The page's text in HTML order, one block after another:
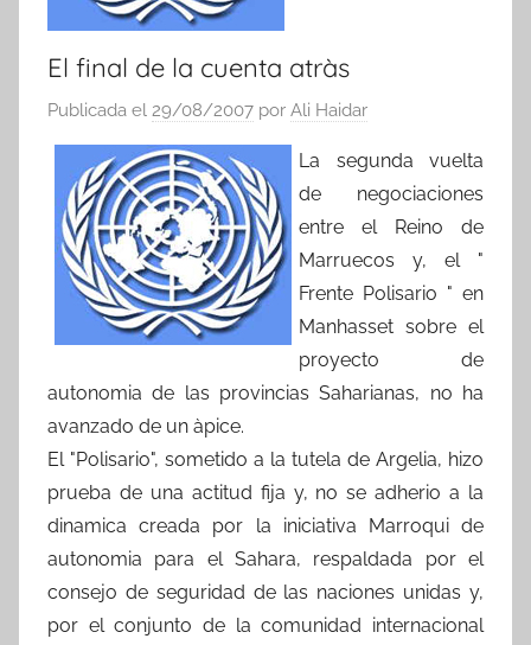
El final de la cuenta atràs
Publicada el 29/08/2007 por Ali Haidar
La segunda vuelta
de negociaciones
entre el Reino de
Marruecos y, el "
Frente Polisario " en
Manhasset sobre el
proyecto de
autonomia de las provincias Saharianas, no ha
avanzado de un àpice.
El "Polisario", sometido a la tutela de Argelia, hizo
prueba de una actitud fija y, no se adherio a la
dinamica creada por la iniciativa Marroqui de
autonomia para el Sahara, respaldada por el
consejo de seguridad de las naciones unidas y,
por el conjunto de la comunidad internacional